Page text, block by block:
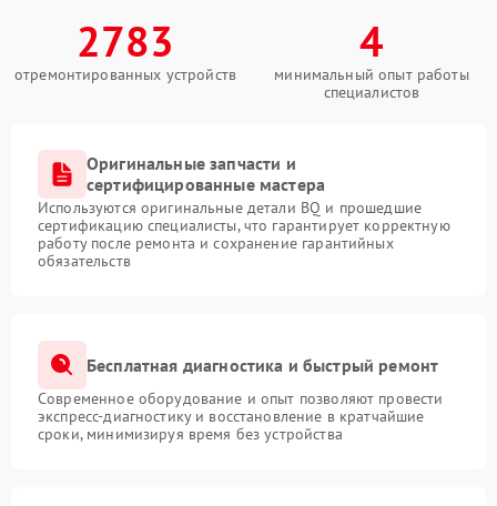
2783
отремонтированных устройств
4
минимальный опыт работы
специалистов
Оригинальные запчасти и
сертифицированные мастера
Используются оригинальные детали BQ и прошедшие
сертификацию специалисты, что гарантирует корректную
работу после ремонта и сохранение гарантийных
обязательств
Бесплатная диагностика и быстрый ремонт
Современное оборудование и опыт позволяют провести
экспресс-диагностику и восстановление в кратчайшие
сроки, минимизируя время без устройства